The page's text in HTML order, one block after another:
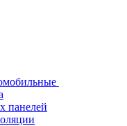
панелей